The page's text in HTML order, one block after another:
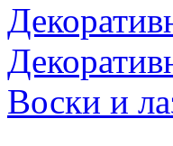
Воски и